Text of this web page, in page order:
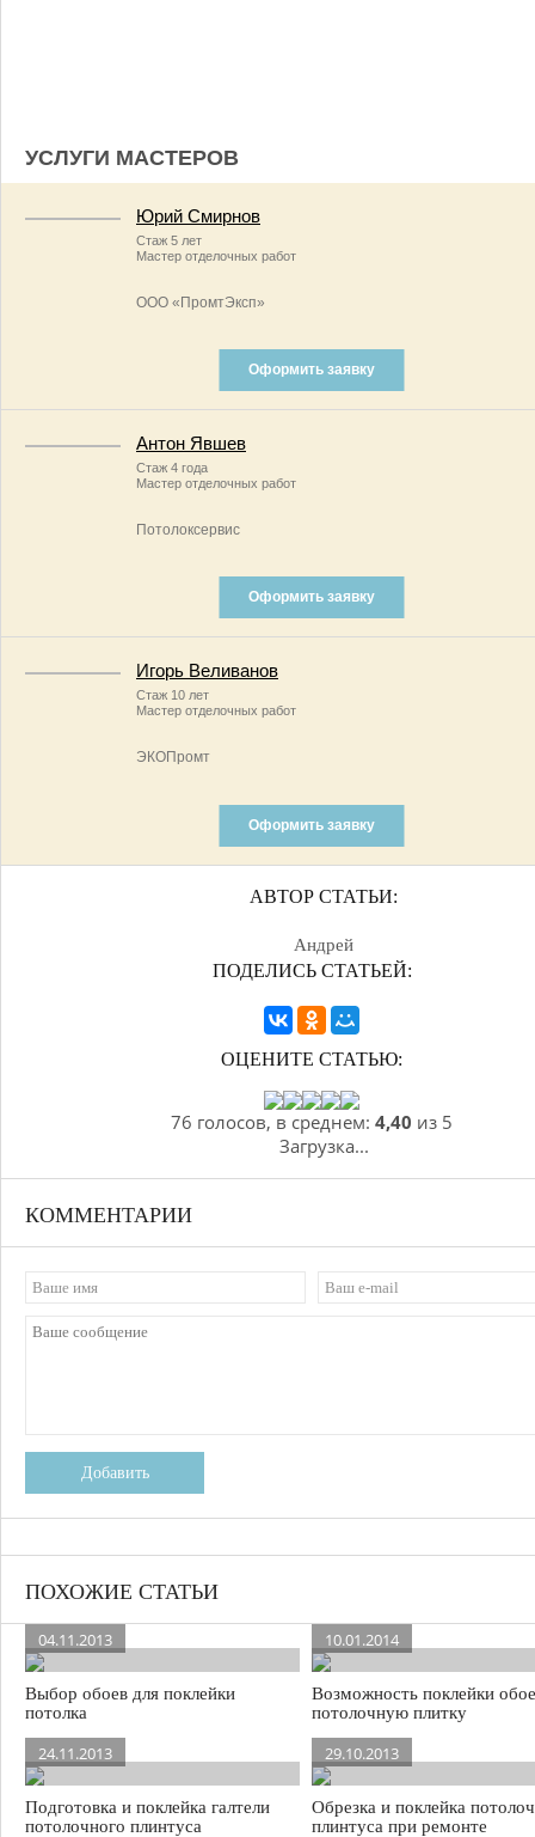
УСЛУГИ МАСТЕРОВ
Юрий Смирнов
Стаж 5 лет
Мастер отделочных работ
ООО «ПромтЭксп»
Оформить заявку
Антон Явшев
Стаж 4 года
Мастер отделочных работ
Потолоксервис
Оформить заявку
Игорь Веливанов
Стаж 10 лет
Мастер отделочных работ
ЭКОПромт
Оформить заявку
АВТОР СТАТЬИ:
Андрей
ПОДЕЛИСЬ СТАТЬЕЙ:
ОЦЕНИТЕ СТАТЬЮ:
76 голосов, в среднем: 4,40 из 5
Загрузка...
КОММЕНТАРИИ
Добавить
ПОХОЖИЕ СТАТЬИ
04.11.2013
Выбор обоев для поклейки
потолка
10.01.2014
Возможность поклейки
потолочную плитку
24.11.2013
Подготовка и поклейка галтели
потолочного плинтуса
29.10.2013
Обрезка и поклейка
плинтуса при ремонте